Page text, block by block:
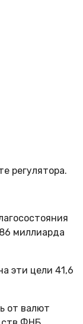
регулятора.
миллиарда
эти цели 41,6
от валют